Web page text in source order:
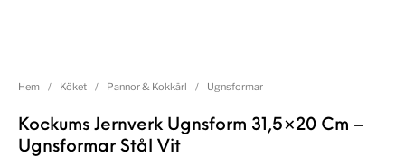
Hem / Köket / Pannor & Kokkärl / Ugnsformar
Kockums Jernverk Ugnsform 31,5×20 Cm –
Ugnsformar Stål Vit